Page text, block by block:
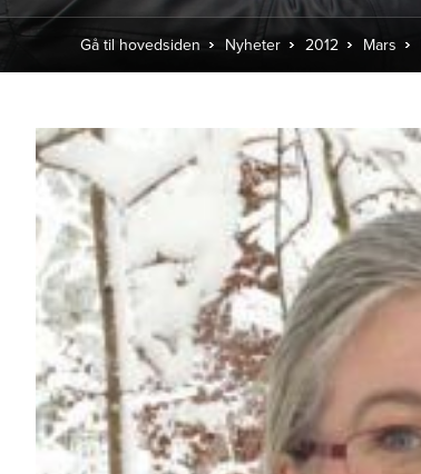
Gå til hovedsiden Nyheter 2012 Mars